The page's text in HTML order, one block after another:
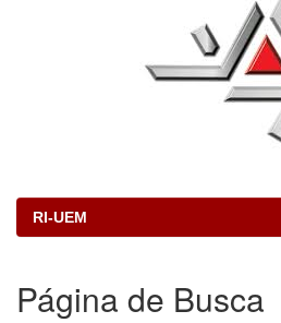
RI-UEM
Página de Busca